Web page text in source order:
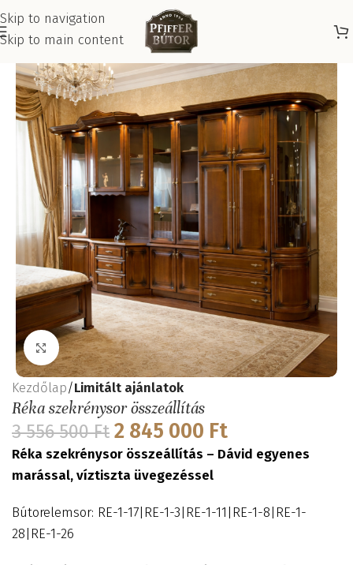
Skip to navigation
Skip to main content
Kattints a nagyításhoz
Kezdőlap Limitált ajánlatok
Réka szekrénysor összeállítás
3 556 500Ft 2 845 000 Ft
Réka szekrénysor összeállítás – Dávid egyenes
marással, víztiszta üvegezéssel
Bútorelemsor: RE-1-17|RE-1-3|RE-1-11|RE-1-8|RE-1-
28|RE-1-26